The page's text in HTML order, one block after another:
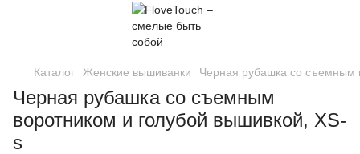
Каталог Женские вышиванки Черная рубашка со съемным
Черная рубашка со съемным
воротником и голубой вышивкой, XS-
s